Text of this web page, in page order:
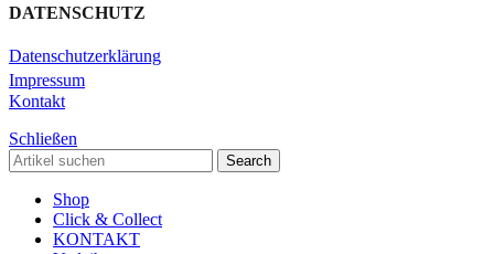
DATENSCHUTZ
Datenschutzerklärung
Impressum
Kontakt
Schließen
Search
Shop
Click & Collect
KONTAKT